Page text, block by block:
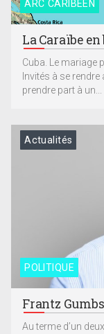
ARC CARIBÉEN
La Caraïbe en
Cuba. Le mariage
Invités à se
prendre part à un...
POLITIQUE
Actualités
Frantz
Au terme d’un